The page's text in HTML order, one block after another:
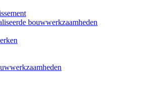
bouwwerkzaamheden